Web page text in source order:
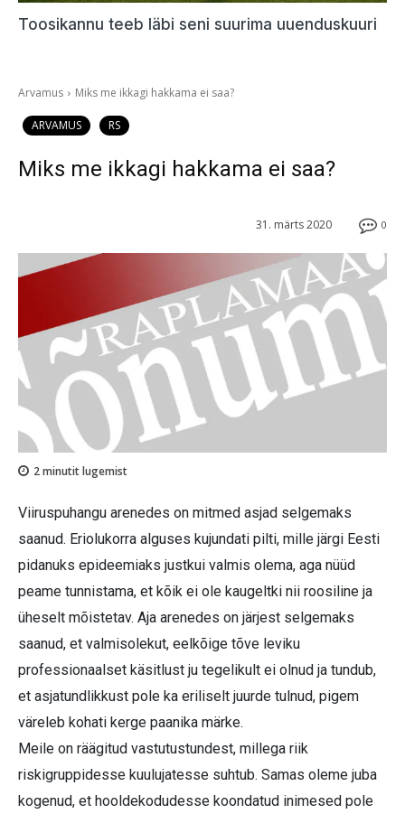
Toosikannu teeb läbi seni suurima uuenduskuuri